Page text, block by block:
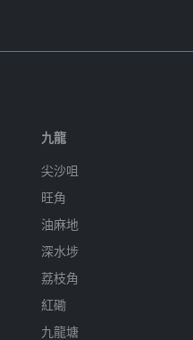
九龍
尖沙咀
旺角
油麻地
深水埗
荔枝角
紅磡
九龍塘